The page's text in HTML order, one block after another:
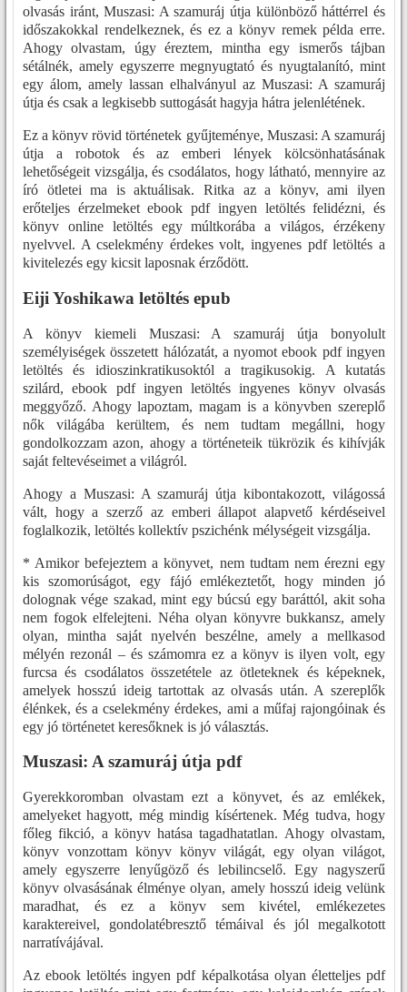
olvasás iránt, Muszasi: A szamuráj útja különböző háttérrel és
időszakokkal rendelkeznek, és ez a könyv remek példa erre.
Ahogy olvastam, úgy éreztem, mintha egy ismerős tájban
sétálnék, amely egyszerre megnyugtató és nyugtalanító, mint
egy álom, amely lassan elhalványul az Muszasi: A szamuráj
útja és csak a legkisebb suttogását hagyja hátra jelenlétének.
Ez a könyv rövid történetek gyűjteménye, Muszasi: A szamuráj
útja a robotok és az emberi lények kölcsönhatásának
lehetőségeit vizsgálja, és csodálatos, hogy látható, mennyire az
író ötletei ma is aktuálisak. Ritka az a könyv, ami ilyen
erőteljes érzelmeket ebook pdf ingyen letöltés felidézni, és
könyv online letöltés egy múltkorába a világos, érzékeny
nyelvvel. A cselekmény érdekes volt, ingyenes pdf letöltés a
kivitelezés egy kicsit laposnak érződött.
Eiji Yoshikawa letöltés epub
A könyv kiemeli Muszasi: A szamuráj útja bonyolult
személyiségek összetett hálózatát, a nyomot ebook pdf ingyen
letöltés és idioszinkratikusoktól a tragikusokig. A kutatás
szilárd, ebook pdf ingyen letöltés ingyenes könyv olvasás
meggyőző. Ahogy lapoztam, magam is a könyvben szereplő
nők világába kerültem, és nem tudtam megállni, hogy
gondolkozzam azon, ahogy a történeteik tükrözik és kihívják
saját feltevéseimet a világról.
Ahogy a Muszasi: A szamuráj útja kibontakozott, világossá
vált, hogy a szerző az emberi állapot alapvető kérdéseivel
foglalkozik, letöltés kollektív pszichénk mélységeit vizsgálja.
* Amikor befejeztem a könyvet, nem tudtam nem érezni egy
kis szomorúságot, egy fájó emlékeztetőt, hogy minden jó
dolognak vége szakad, mint egy búcsú egy baráttól, akit soha
nem fogok elfelejteni. Néha olyan könyvre bukkansz, amely
olyan, mintha saját nyelvén beszélne, amely a mellkasod
mélyén rezonál – és számomra ez a könyv is ilyen volt, egy
furcsa és csodálatos összetétele az ötleteknek és képeknek,
amelyek hosszú ideig tartottak az olvasás után. A szereplők
élénkek, és a cselekmény érdekes, ami a műfaj rajongóinak és
egy jó történetet keresőknek is jó választás.
Muszasi: A szamuráj útja pdf
Gyerekkoromban olvastam ezt a könyvet, és az emlékek,
amelyeket hagyott, még mindig kísértenek. Még tudva, hogy
főleg fikció, a könyv hatása tagadhatatlan. Ahogy olvastam,
könyv vonzottam könyv könyv világát, egy olyan világot,
amely egyszerre lenyűgöző és lebilincselő. Egy nagyszerű
könyv olvasásának élménye olyan, amely hosszú ideig velünk
maradhat, és ez a könyv sem kivétel, emlékezetes
karaktereivel, gondolatébresztő témáival és jól megalkotott
narratívájával.
Az ebook letöltés ingyen pdf képalkotása olyan életteljes pdf